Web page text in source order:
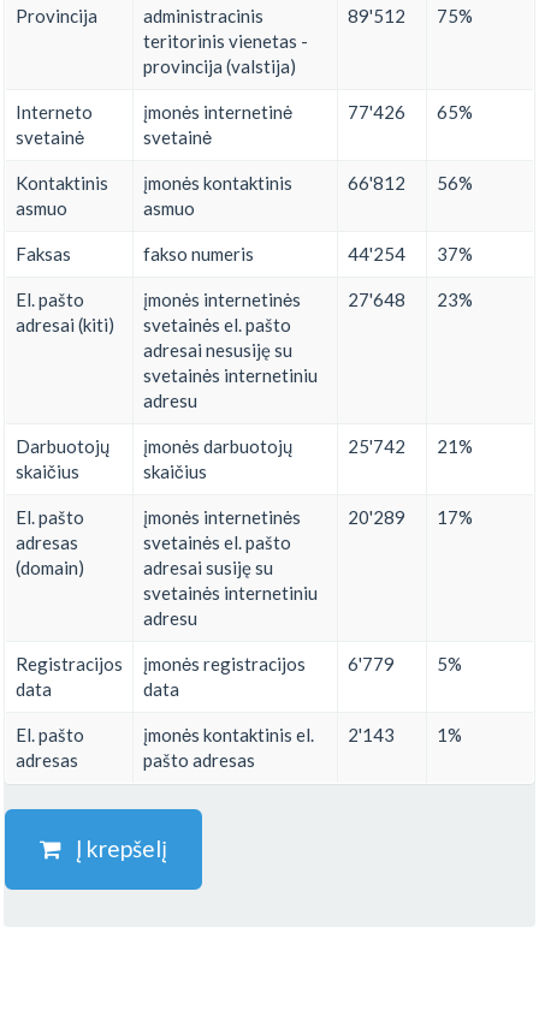
Provincija
administracinis
teritorinis vienetas -
provincija (valstija)
89'512 75%
Interneto
svetainė
įmonės internetinė
svetainė
77'426 65%
Kontaktinis
asmuo
įmonės kontaktinis
asmuo
66'812 56%
Faksas fakso numeris 44'254 37%
El. pašto
adresai (kiti)
įmonės internetinės
svetainės el. pašto
adresai nesusiję su
svetainės internetiniu
adresu
27'648 23%
Darbuotojų
skaičius
įmonės darbuotojų
skaičius
25'742 21%
El. pašto
adresas
(domain)
įmonės internetinės
svetainės el. pašto
adresai susiję su
svetainės internetiniu
adresu
20'289 17%
Registracijos
data
įmonės registracijos
data
6'779 5%
El. pašto
adresas
įmonės kontaktinis el.
pašto adresas
2'143 1%
Į krepšelį